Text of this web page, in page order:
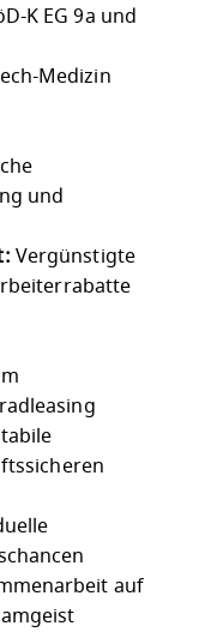
K EG 9a und
Medizin
und
Vergünstigte
auf